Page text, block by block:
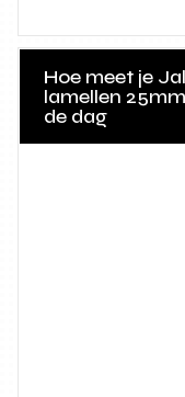
Hoe meet je
lamellen
de dag